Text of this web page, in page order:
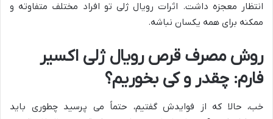
انتظار معجزه داشت. اثرات رویال ژلی تو افراد مختلف متفاوته و
ممکنه برای همه یکسان نباشه.
روش مصرف قرص رویال ژلی اکسیر
فارم: چقدر و کی بخوریم؟
خب، حالا که از فوایدش گفتیم، حتماً می پرسید چطوری باید